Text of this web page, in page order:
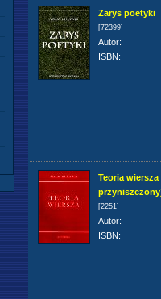
Zarys poetyki
[72399]
Autor:
ISBN:
Teoria
[2251]
Autor:
ISBN: